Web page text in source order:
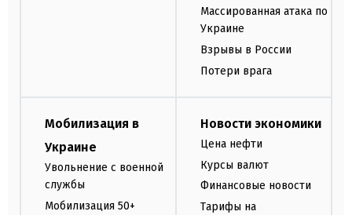
Массированная атака по
Украине
Взрывы в России
Потери врага
Мобилизация в
Украине
Увольнение с военной
службы
Мобилизация 50+
Новости экономики
Цена нефти
Курсы валют
Финансовые новости
Тарифы на